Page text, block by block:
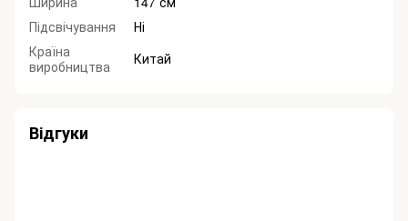
Підсвічування
Ні
Країна
виробництва
Китай
Відгуки